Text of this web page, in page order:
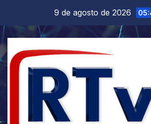
contenido
9 de agosto de 2026